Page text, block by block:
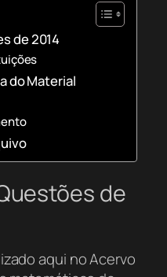
de 2014
do Material
de
aqui no Acervo